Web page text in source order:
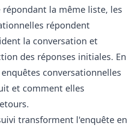
répondant la même liste, les
répondent
la conversation et
des réponses initiales. En
enquêtes conversationnelles
et comment elles
transforment l'enquête en